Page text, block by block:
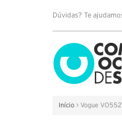
Dúvidas? Te
Início > Vogue